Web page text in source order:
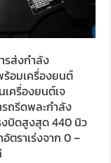
รส่งกำลัง
ร้อมเครื่องยนต์
เครื่องยนต์เจ
รถรีดพละกำลัง
งบิดสูงสุด 440 นิว
ตราเร่งจาก 0 –